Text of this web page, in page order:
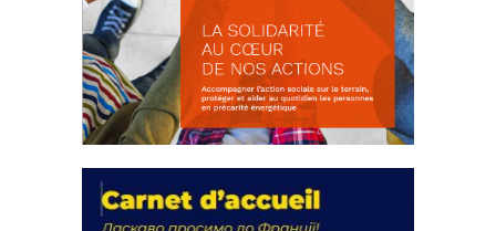
actions
18 septembre 2023